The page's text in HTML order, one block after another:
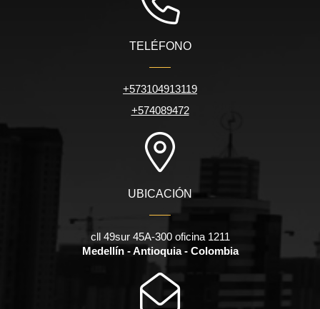
TELÉFONO
+573104913119
+574089472
UBICACIÓN
cll 49sur 45A-300 oficina 1211
Medellín - Antioquia - Colombia